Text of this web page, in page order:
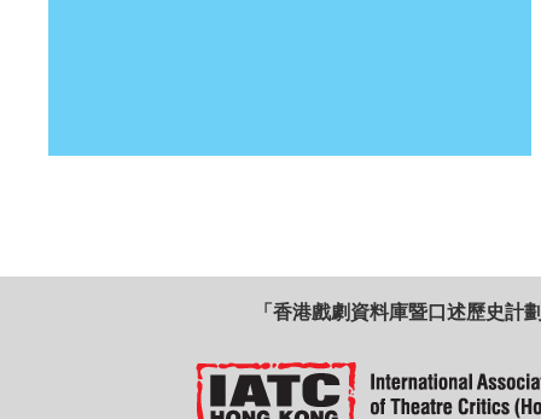
「香港戲劇資料庫暨口述歷史計